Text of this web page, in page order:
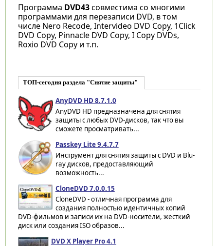
Программа DVD43совместима со многими
программами для перезаписи DVD, в том
числе Nero Recode, Intervideo DVD Copy, 1Click
DVD Copy, Pinnacle DVD Copy, I Copy DVDs,
Roxio DVD Copy и т.п.
ТОП-сегодня раздела "Снятие защиты"
AnyDVD HD 8.7.1.0
AnyDVD HD предназначена для снятия
защиты с любых DVD-дисков, так что вы
сможете просматривать...
Passkey Lite 9.4.7.7
Инструмент для снятия защиты с DVD и Blu-
ray дисков, предоставляющий
возможность...
CloneDVD 7.0.0.15
CloneDVD - отличная программа для
создания полностью идентичных копий
DVD-фильмов и записи их на DVD-носители, жесткий
диск или создания ISO образов...
DVD X Player Pro 4.1